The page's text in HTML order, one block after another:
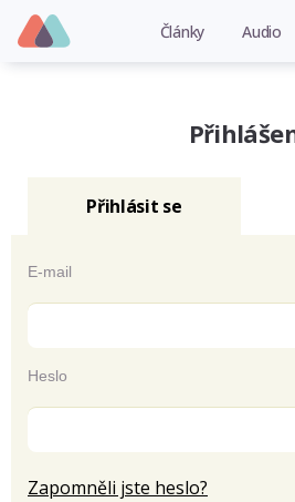
Články Audio
Přihlásit se
E-mail
Heslo
Zapomněli jste heslo?